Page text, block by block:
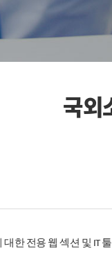
국외
대한 전용 웹 섹션 및 IT